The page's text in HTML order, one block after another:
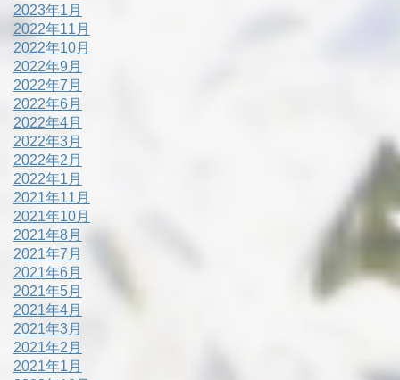
2023年1月
2022年11月
2022年10月
2022年9月
2022年7月
2022年6月
2022年4月
2022年3月
2022年2月
2022年1月
2021年11月
2021年10月
2021年8月
2021年7月
2021年6月
2021年5月
2021年4月
2021年3月
2021年2月
2021年1月